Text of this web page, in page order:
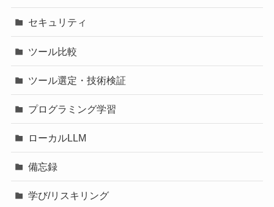
セキュリティ
ツール比較
ツール選定・技術検証
プログラミング学習
ローカルLLM
備忘録
学び/リスキリング